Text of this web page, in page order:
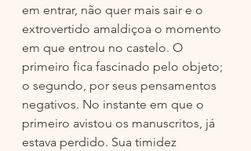
em entrar, não quer mais sair e o
extrovertido amaldiçoa o momento
em que entrou no castelo. O
primeiro fica fascinado pelo objeto;
o segundo, por seus pensamentos
negativos. No instante em que o
primeiro avistou os manuscritos, já
estava perdido. Sua timidez